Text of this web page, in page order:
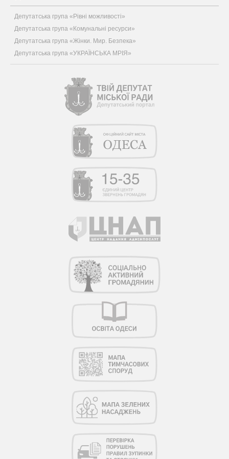
Депутатська група «Рівні можливості»
Депутатська група «Комунальні ресурси»
Депутатська група «Жінки. Мир. Безпека»
Депутатська група «УКРАЇНСЬКА МРІЯ»